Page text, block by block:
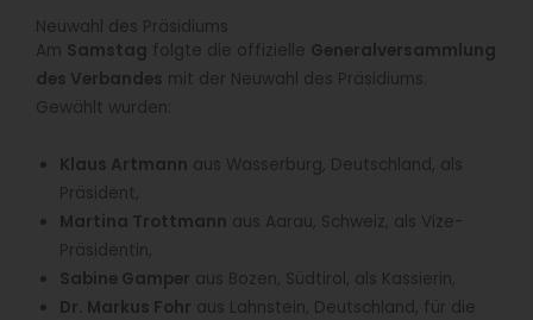
Neuwahl des Präsidiums
Am Samstag folgte die offizielle Generalversammlung
des Verbandes mit der Neuwahl des Präsidiums.
Gewählt wurden:
Klaus Artmann aus Wasserburg, Deutschland, als
Präsident,
Martina Trottmann aus Aarau, Schweiz, als Vize-
Präsidentin,
Sabine Gamper aus Bozen, Südtirol, als Kassierin,
Dr. Markus Fohr aus Lahnstein, Deutschland, für die